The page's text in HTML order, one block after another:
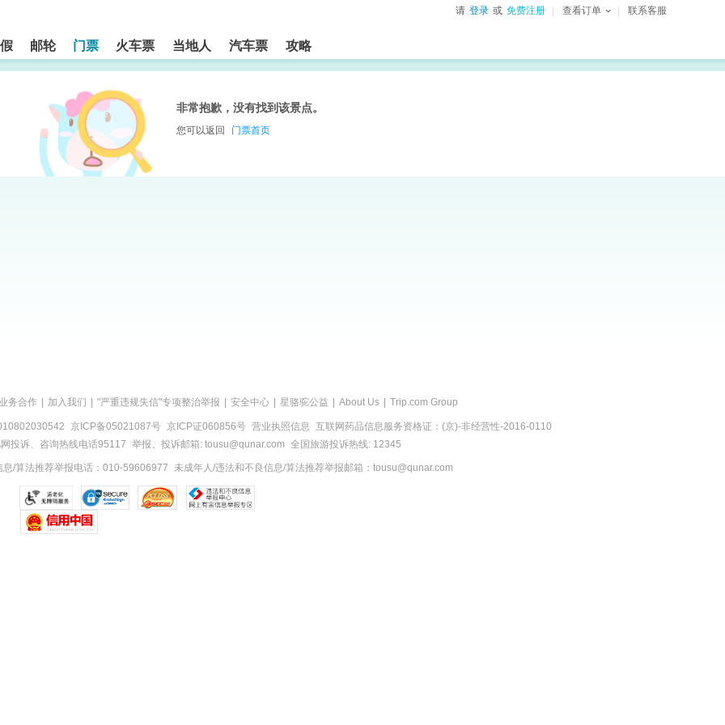
请 登录 或 免费注册 查看订单 联系客服
邮轮 门票 火车票 当地人 汽车票 攻略
非常抱歉，没有找到该景点。
您可以返回 门票首页
务合作 加入我们 "严重违规失信"专项整治举报 安全中心 星骆驼公益 About Us Trip.com Group
京ICP备05021087号 京ICP证060856号 营业执照信息 互联网药品信息服务资格证：(京)-非经营性-2016-0110
投诉、咨询热线电话95117 举报、投诉邮箱: tousu@qunar.com 全国旅游投诉热线: 12345
息/算法推荐举报电话：010-59606977 未成年人/违法和不良信息/算法推荐举报邮箱：tousu@qunar.com